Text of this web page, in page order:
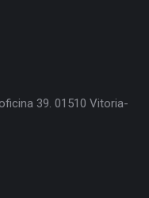
39. 01510 Vitoria-